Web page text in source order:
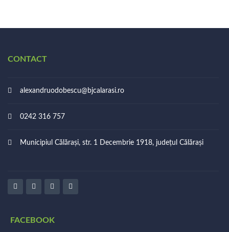
CONTACT
alexandruodobescu@bjcalarasi.ro
0242 316 757
Municipiul Călărași, str. 1 Decembrie 1918, județul Călărași
FACEBOOK